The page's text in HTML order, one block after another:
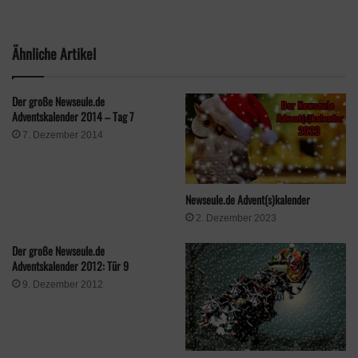
Als weiteren Preis winkt für euch die letzte Tasse des Jahres im
coole Groot-Desing. Außerdem dazu bekommt ihr ein bissle
Merchandise aus unserem gamescom-Fundus! Es wird sich
lohnen. Die Teilnahme erfolgt über Gleam.io und unsere Social
Ähnliche Artikel
Der große Newseule.de
Adventskalender 2014 – Tag 7
7. Dezember 2014
Newseule.de Advent(s)kalender
2. Dezember 2023
Der große Newseule.de
Adventskalender 2012: Tür 9
9. Dezember 2012